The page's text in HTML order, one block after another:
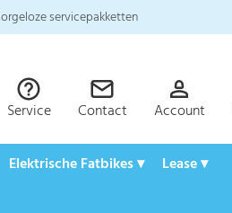
servicepakketten
Service Contact Account
Elektrische Fatbikes ▾
Lease ▾